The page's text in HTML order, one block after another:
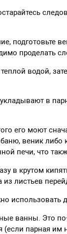
подготовьте
проделать
водой,
в
его моют
веник либо
печи, что
в крутом
листьев
использовать
ванны. Это
парная